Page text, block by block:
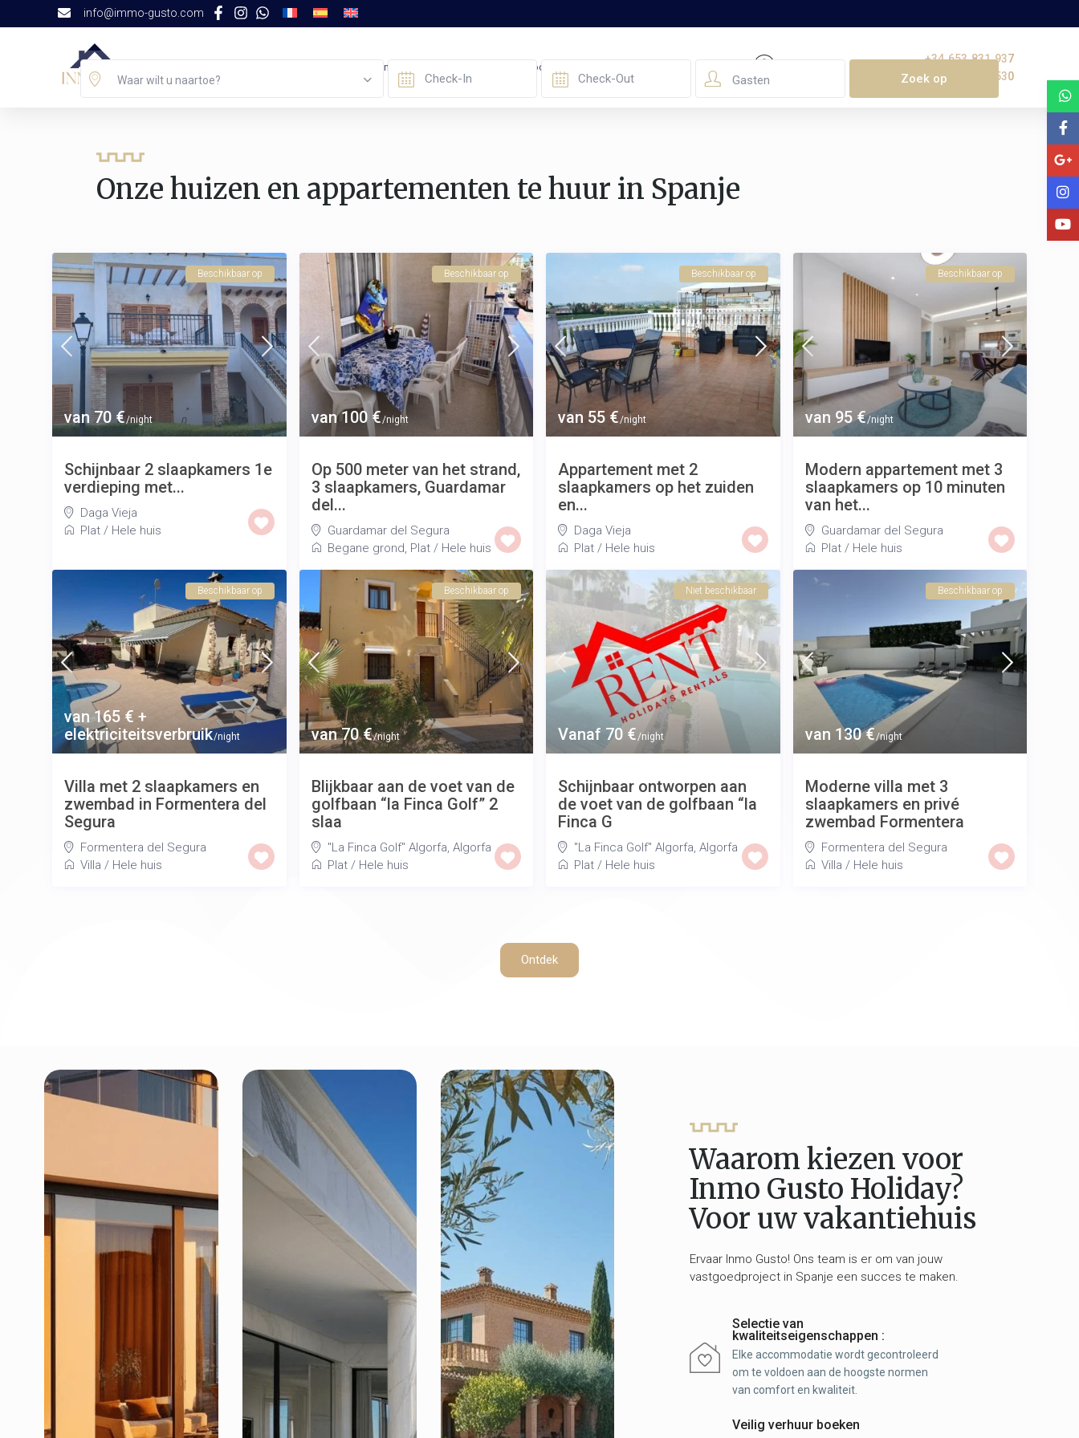
info@immo-gusto.com
Geavanceerd Zoeken Kopen / Te Koop
+34 653 831 937
+32 477 210 530
Waar wilt u naartoe? Gasten
Onze huizen en appartementen te huur in Spanje
van 70 €/night
Beschikbaar op
Schijnbaar 2 slaapkamers 1e
verdieping met...
Daga Vieja
Plat / Hele huis
van 100 €/night
Beschikbaar op
Op 500 meter van het strand,
3 slaapkamers, Guardamar
del...
Guardamar del Segura
Begane grond, Plat/ Hele huis
van 55 €/night
Beschikbaar op
Appartement met 2
slaapkamers op het zuiden
en...
Daga Vieja
Plat / Hele huis
van 95 €/night
Beschikbaar op
Modern appartement met 3
slaapkamers op 10 minuten
van het...
Guardamar del Segura
Plat/ Hele huis
van 165 € +
elektriciteitsverbruik/night
Beschikbaar op
Villa met 2 slaapkamers en
zwembad in Formentera del
Segura
Formentera del Segura
Villa / Hele huis
van 70 €/night
Beschikbaar op
Blijkbaar aan de voet van de
golfbaan “la Finca Golf” 2
slaa
"La Finca Golf" Algorfa, Algorfa
Plat/ Hele huis
Vanaf 70 €/night
Niet beschikbaar
Schijnbaar ontworpen aan
de voet van de golfbaan “la
Finca G
"La Finca Golf" Algorfa, Algorfa
Plat / Hele huis
van 130 €/night
Beschikbaar op
Moderne villa met 3
slaapkamers en privé
zwembad Formentera
Formentera del Segura
Villa / Hele huis
Ontdek
Waarom kiezen voor
Inmo Gusto Holiday?
Voor uw vakantiehuis
Ervaar Inmo Gusto! Ons team is er om van jouw
vastgoedproject in Spanje een succes te maken.
Selectie van
kwaliteitseigenschappen :
Elke accommodatie wordt gecontroleerd
om te voldoen aan de hoogste normen
van comfort en kwaliteit.
Veilig verhuur boeken